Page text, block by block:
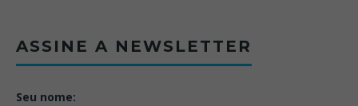
ASSINE A NEWSLETTER
Seu nome: